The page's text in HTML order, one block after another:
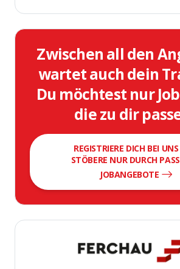
Zwischen all den
wartet auch dein
Du möchtest nur
die zu dir
REGISTRIERE DICH BEI
STÖBERE NUR DURCH
JOBANGEBOTE